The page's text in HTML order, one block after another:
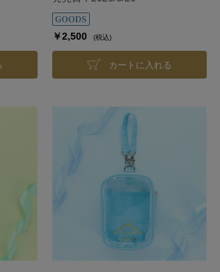
￥2,500 (税込)
カートに入れる